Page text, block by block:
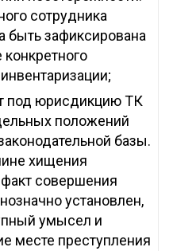
сотрудника
быть зафиксирована
под юрисдикцию ТК
положений
базы.
хищения
совершения
установлен,
умысел и
месте преступления